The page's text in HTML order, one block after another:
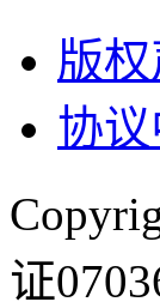
版权
协
证